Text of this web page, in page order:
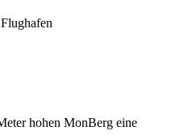
hohen MonBerg eine